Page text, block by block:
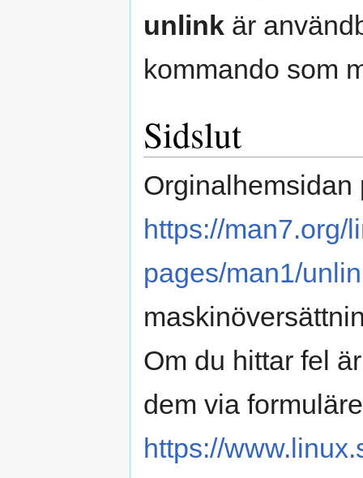
unlink är
kommando som
Sidslut
Orginalhemsidan
https://man7.org/
pages/man1/
Om du hittar fel
dem via
https://